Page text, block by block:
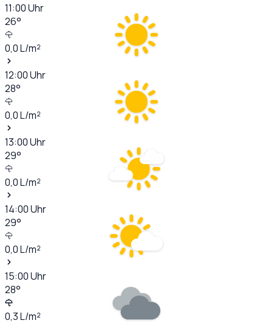
11:00Uhr
26°
0,0L/m²
12:00Uhr
28°
0,0L/m²
13:00Uhr
29°
0,0L/m²
14:00Uhr
29°
0,0L/m²
15:00Uhr
28°
0,3L/m²